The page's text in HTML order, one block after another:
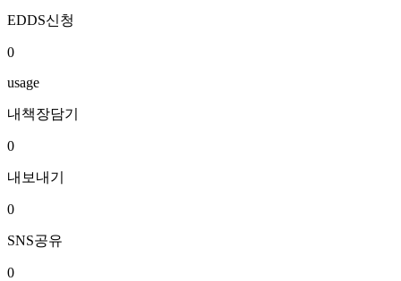
EDDS신청
0
usage
내책장담기
0
내보내기
0
SNS공유
0